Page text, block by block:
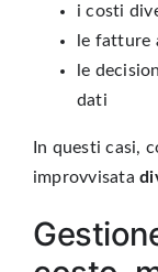
i costi
le fatture
le
dati
In questi casi,
improvvisata